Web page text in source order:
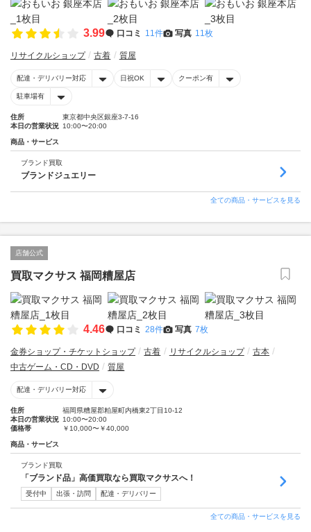
3.99 口コミ 11件 写真 11枚
リサイクルショップ 古着 質屋
配達・デリバリー対応 日祝OK クーポン有
駐車場有
住所
東京都中央区銀座3-7-16
本日の営業状況 10:00〜20:00
商品・サービス
ブランド買取
ブランドジュエリー
全ての商品・サービスを見る
店舗公式
買取マクサス 福岡糟屋店
4.46 口コミ 28件 写真 7枚
金券ショップ・チケットショップ 古着 リサイクルショップ
古本
中古ゲーム・CD・DVD
質屋
配達・デリバリー対応
住所
福岡県糟屋郡粕屋町内橋東2丁目10-12
本日の営業状況 10:00〜20:00
価格帯
￥10,000〜￥40,000
商品・サービス
ブランド買取
「ブランド品」高価買取なら買取マクサスへ！
受付中 出張・訪問 配達・デリバリー
全ての商品・サービスを見る